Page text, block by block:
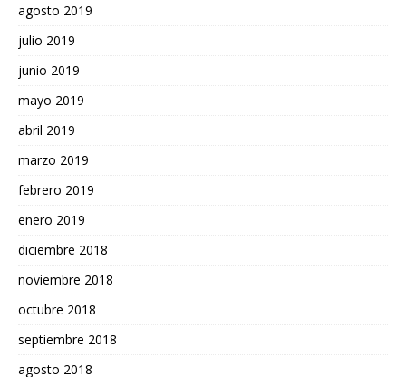
agosto 2019
julio 2019
junio 2019
mayo 2019
abril 2019
marzo 2019
febrero 2019
enero 2019
diciembre 2018
noviembre 2018
octubre 2018
septiembre 2018
agosto 2018